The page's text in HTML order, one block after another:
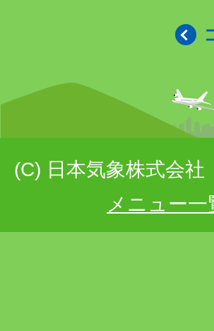
(C) 日本気象株式会社
メニュー一